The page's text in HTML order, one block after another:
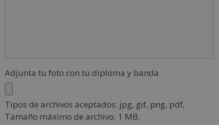
Adjunta tu foto con tu diploma y banda
Tipos de archivos aceptados: jpg, gif, png, pdf,
Tamaño máximo de archivo: 1 MB.